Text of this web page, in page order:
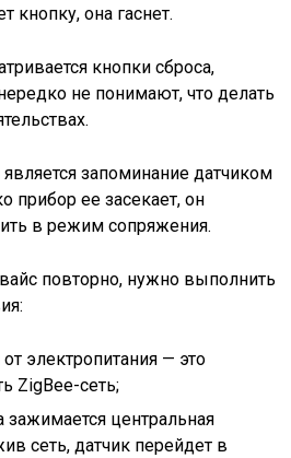
кнопку, она гаснет.
кнопки сброса,
не понимают, что делать
запоминание датчиком
прибор ее засекает, он
в режим сопряжения.
повторно, нужно выполнить
электропитания — это
ZigBee-сеть;
зажимается центральная
сеть, датчик перейдет в